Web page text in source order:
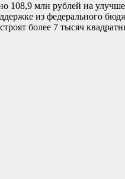
108,9 млн рублей на
из федерального
более 7 тысяч